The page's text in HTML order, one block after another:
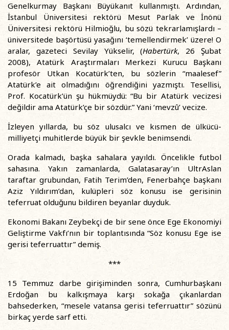
Genelkurmay Başkanı Büyükanıt kullanmıştı. Ardından,
İstanbul Üniversitesi rektörü Mesut Parlak ve İnönü
Üniversitesi rektörü Hilmioğlu, bu sözü tekrarlamışlardı –
üniversitede başörtüsü yasağını ‘temellendirmek’ üzere! O
aralar, gazeteci Sevilay Yükselir, (Habertürk, 26 Şubat
2008), Atatürk Araştırmaları Merkezi Kurucu Başkanı
profesör Utkan Kocatürk’ten, bu sözlerin “maalesef”
Atatürk’e ait olmadığını öğrendiğini yazmıştı. Tesellisi,
Prof. Kocatürk’ün şu hükmüydü: “Bu bir Atatürk vecizesi
değildir ama Atatürk’çe bir sözdür.” Yani ‘mevzû’ vecize.
İzleyen yıllarda, bu söz ulusalcı ve kısmen de ülkücü-
milliyetçi muhitlerde büyük bir şevkle benimsendi.
Orada kalmadı, başka sahalara yayıldı. Öncelikle futbol
sahasına. Yakın zamanlarda, Galatasaray’ın UltrAslan
taraftar grubundan, Fatih Terim’den, Fenerbahçe başkanı
Aziz Yıldırım’dan, kulüpleri söz konusu ise gerisinin
teferruat olduğunu bildiren beyanlar duyduk.
Ekonomi Bakanı Zeybekçi de bir sene önce Ege Ekonomiyi
Geliştirme Vakfı’nın bir toplantısında “Söz konusu Ege ise
gerisi teferruattır” demiş.
***
15 Temmuz darbe girişiminden sonra, Cumhurbaşkanı
Erdoğan bu kalkışmaya karşı sokağa çıkanlardan
bahsederken, “mesele vatansa gerisi teferruattır” sözünü
birkaç yerde sarf etti.